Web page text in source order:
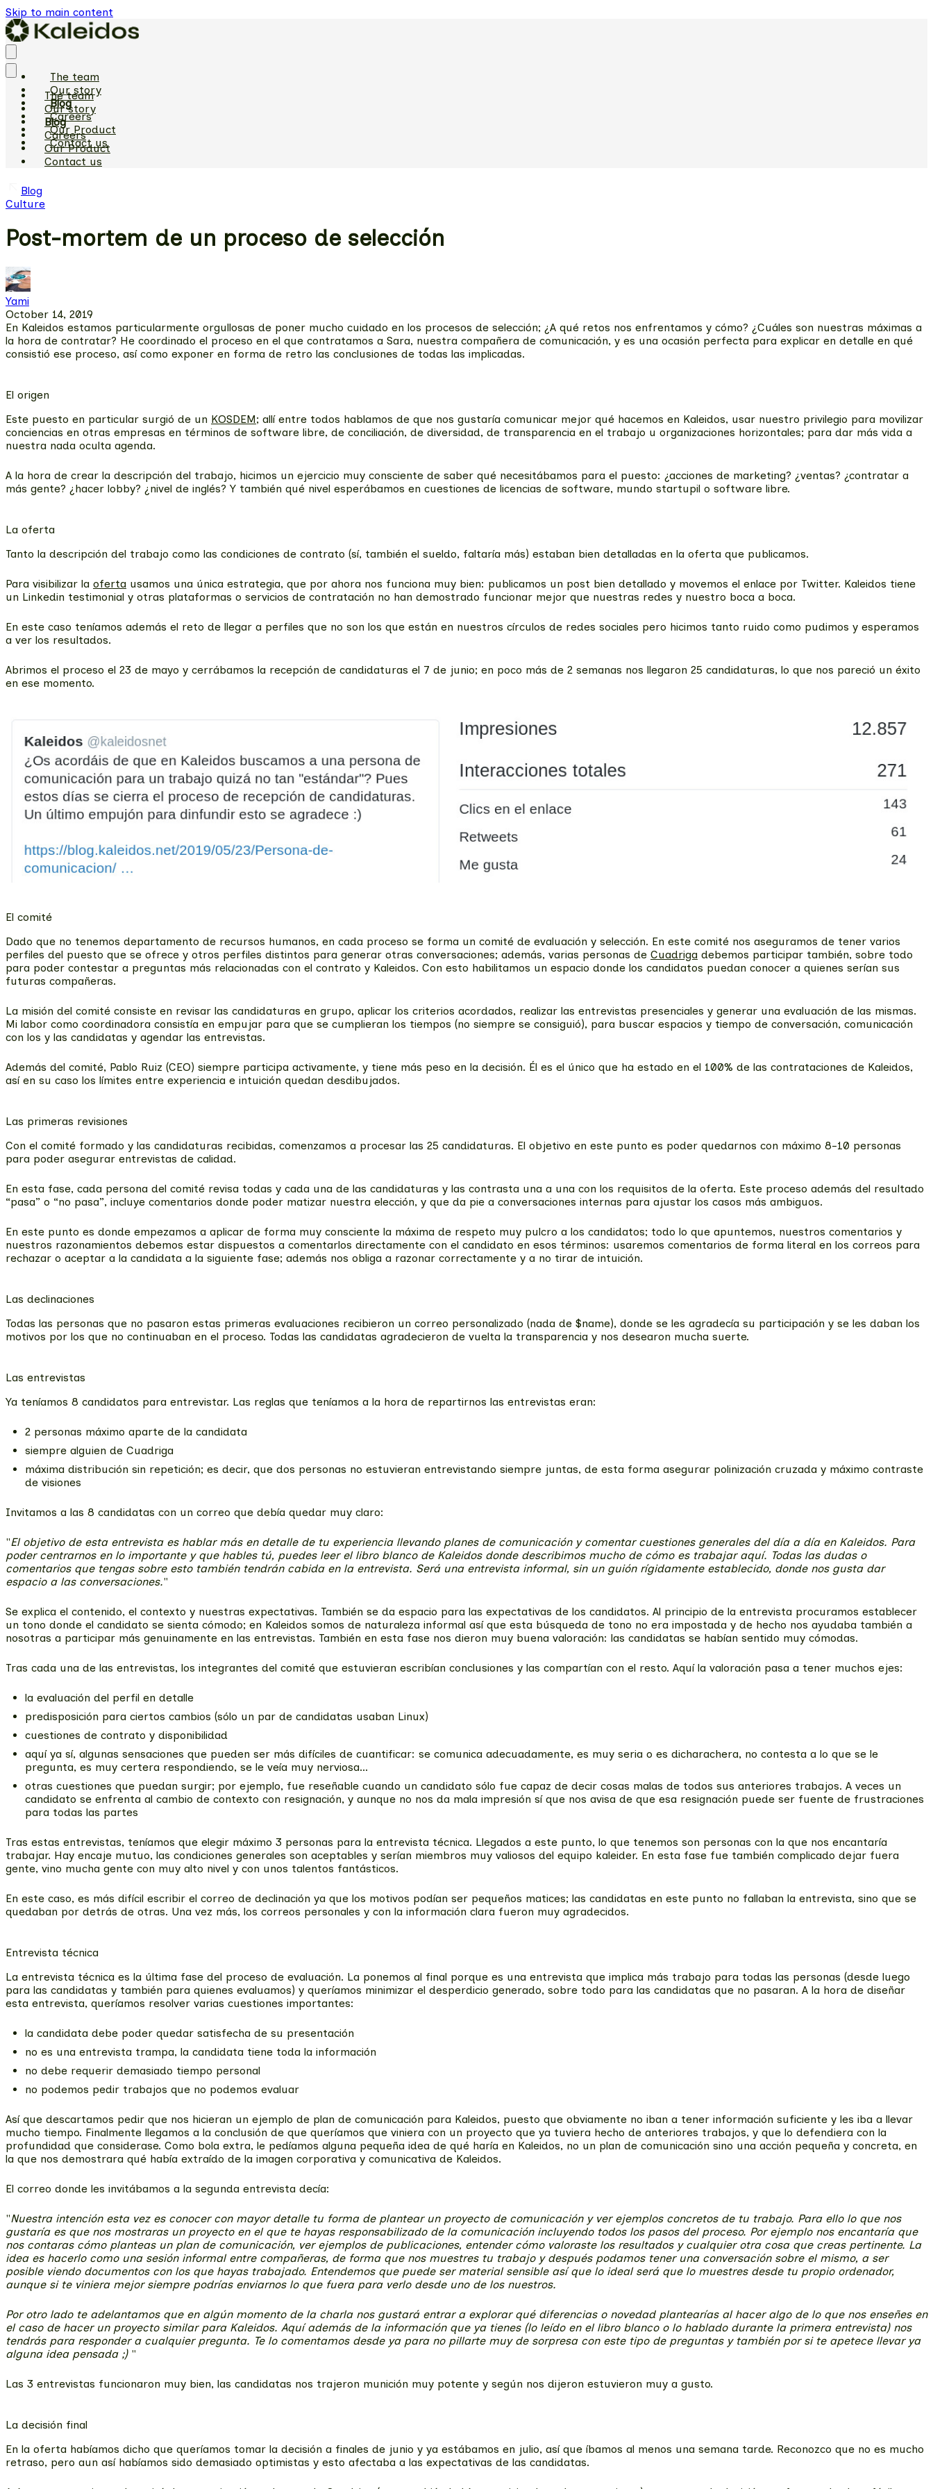
Skip to main content
The team
Our story
Blog
Careers
Our Product
Contact us
The team
Our story
Blog
Careers
Our Product
Contact us
Blog
Culture
Post-mortem de un proceso de selección
Yami
October 14, 2019
En Kaleidos estamos particularmente orgullosas de poner mucho cuidado en los procesos de selección; ¿A qué retos nos enfrentamos y cómo? ¿Cuáles son nuestras máximas a
la hora de contratar? He coordinado el proceso en el que contratamos a Sara, nuestra compañera de comunicación, y es una ocasión perfecta para explicar en detalle en qué
consistió ese proceso, así como exponer en forma de retro las conclusiones de todas las implicadas.
El origen
Este puesto en particular surgió de un KOSDEM; allí entre todos hablamos de que nos gustaría comunicar mejor qué hacemos en Kaleidos, usar nuestro privilegio para movilizar
conciencias en otras empresas en términos de software libre, de conciliación, de diversidad, de transparencia en el trabajo u organizaciones horizontales; para dar más vida a
nuestra nada oculta agenda.
A la hora de crear la descripción del trabajo, hicimos un ejercicio muy consciente de saber qué necesitábamos para el puesto: ¿acciones de marketing? ¿ventas? ¿contratar a
más gente? ¿hacer lobby? ¿nivel de inglés? Y también qué nivel esperábamos en cuestiones de licencias de software, mundo startupil o software libre.
La oferta
Tanto la descripción del trabajo como las condiciones de contrato (sí, también el sueldo, faltaría más) estaban bien detalladas en la oferta que publicamos.
Para visibilizar la oferta usamos una única estrategia, que por ahora nos funciona muy bien: publicamos un post bien detallado y movemos el enlace por Twitter. Kaleidos tiene
un Linkedin testimonial y otras plataformas o servicios de contratación no han demostrado funcionar mejor que nuestras redes y nuestro boca a boca.
En este caso teníamos además el reto de llegar a perfiles que no son los que están en nuestros círculos de redes sociales pero hicimos tanto ruido como pudimos y esperamos
a ver los resultados.
Abrimos el proceso el 23 de mayo y cerrábamos la recepción de candidaturas el 7 de junio; en poco más de 2 semanas nos llegaron 25 candidaturas, lo que nos pareció un éxito
en ese momento.
El comité
Dado que no tenemos departamento de recursos humanos, en cada proceso se forma un comité de evaluación y selección. En este comité nos aseguramos de tener varios
perfiles del puesto que se ofrece y otros perfiles distintos para generar otras conversaciones; además, varias personas de Cuadriga debemos participar también, sobre todo
para poder contestar a preguntas más relacionadas con el contrato y Kaleidos. Con esto habilitamos un espacio donde los candidatos puedan conocer a quienes serían sus
futuras compañeras.
La misión del comité consiste en revisar las candidaturas en grupo, aplicar los criterios acordados, realizar las entrevistas presenciales y generar una evaluación de las mismas.
Mi labor como coordinadora consistía en empujar para que se cumplieran los tiempos (no siempre se consiguió), para buscar espacios y tiempo de conversación, comunicación
con los y las candidatas y agendar las entrevistas.
Además del comité, Pablo Ruiz (CEO) siempre participa activamente, y tiene más peso en la decisión. Él es el único que ha estado en el 100% de las contrataciones de Kaleidos,
así en su caso los límites entre experiencia e intuición quedan desdibujados.
Las primeras revisiones
Con el comité formado y las candidaturas recibidas, comenzamos a procesar las 25 candidaturas. El objetivo en este punto es poder quedarnos con máximo 8-10 personas
para poder asegurar entrevistas de calidad.
En esta fase, cada persona del comité revisa todas y cada una de las candidaturas y las contrasta una a una con los requisitos de la oferta. Este proceso además del resultado
“pasa” o “no pasa”, incluye comentarios donde poder matizar nuestra elección, y que da pie a conversaciones internas para ajustar los casos más ambiguos.
En este punto es donde empezamos a aplicar de forma muy consciente la máxima de respeto muy pulcro a los candidatos; todo lo que apuntemos, nuestros comentarios y
nuestros razonamientos debemos estar dispuestos a comentarlos directamente con el candidato en esos términos: usaremos comentarios de forma literal en los correos para
rechazar o aceptar a la candidata a la siguiente fase; además nos obliga a razonar correctamente y a no tirar de intuición.
Las declinaciones
Todas las personas que no pasaron estas primeras evaluaciones recibieron un correo personalizado (nada de $name), donde se les agradecía su participación y se les daban los
motivos por los que no continuaban en el proceso. Todas las candidatas agradecieron de vuelta la transparencia y nos desearon mucha suerte.
Las entrevistas
Ya teníamos 8 candidatos para entrevistar. Las reglas que teníamos a la hora de repartirnos las entrevistas eran:
2 personas máximo aparte de la candidata
siempre alguien de Cuadriga
máxima distribución sin repetición; es decir, que dos personas no estuvieran entrevistando siempre juntas, de esta forma asegurar polinización cruzada y máximo contraste
de visiones
Invitamos a las 8 candidatas con un correo que debía quedar muy claro:
"El objetivo de esta entrevista es hablar más en detalle de tu experiencia llevando planes de comunicación y comentar cuestiones generales del día a día en Kaleidos. Para
poder centrarnos en lo importante y que hables tú, puedes leer el libro blanco de Kaleidos donde describimos mucho de cómo es trabajar aquí. Todas las dudas o
comentarios que tengas sobre esto también tendrán cabida en la entrevista. Será una entrevista informal, sin un guión rígidamente establecido, donde nos gusta dar
espacio a las conversaciones."
Se explica el contenido, el contexto y nuestras expectativas. También se da espacio para las expectativas de los candidatos. Al principio de la entrevista procuramos establecer
un tono donde el candidato se sienta cómodo; en Kaleidos somos de naturaleza informal así que esta búsqueda de tono no era impostada y de hecho nos ayudaba también a
nosotras a participar más genuinamente en las entrevistas. También en esta fase nos dieron muy buena valoración: las candidatas se habían sentido muy cómodas.
Tras cada una de las entrevistas, los integrantes del comité que estuvieran escribían conclusiones y las compartían con el resto. Aquí la valoración pasa a tener muchos ejes:
la evaluación del perfil en detalle
predisposición para ciertos cambios (sólo un par de candidatas usaban Linux)
cuestiones de contrato y disponibilidad
aquí ya sí, algunas sensaciones que pueden ser más difíciles de cuantificar: se comunica adecuadamente, es muy seria o es dicharachera, no contesta a lo que se le
pregunta, es muy certera respondiendo, se le veía muy nerviosa...
otras cuestiones que puedan surgir; por ejemplo, fue reseñable cuando un candidato sólo fue capaz de decir cosas malas de todos sus anteriores trabajos. A veces un
candidato se enfrenta al cambio de contexto con resignación, y aunque no nos da mala impresión sí que nos avisa de que esa resignación puede ser fuente de frustraciones
para todas las partes
Tras estas entrevistas, teníamos que elegir máximo 3 personas para la entrevista técnica. Llegados a este punto, lo que tenemos son personas con la que nos encantaría
trabajar. Hay encaje mutuo, las condiciones generales son aceptables y serían miembros muy valiosos del equipo kaleider. En esta fase fue también complicado dejar fuera
gente, vino mucha gente con muy alto nivel y con unos talentos fantásticos.
En este caso, es más difícil escribir el correo de declinación ya que los motivos podían ser pequeños matices; las candidatas en este punto no fallaban la entrevista, sino que se
quedaban por detrás de otras. Una vez más, los correos personales y con la información clara fueron muy agradecidos.
Entrevista técnica
La entrevista técnica es la última fase del proceso de evaluación. La ponemos al final porque es una entrevista que implica más trabajo para todas las personas (desde luego
para las candidatas y también para quienes evaluamos) y queríamos minimizar el desperdicio generado, sobre todo para las candidatas que no pasaran. A la hora de diseñar
esta entrevista, queríamos resolver varias cuestiones importantes:
la candidata debe poder quedar satisfecha de su presentación
no es una entrevista trampa, la candidata tiene toda la información
no debe requerir demasiado tiempo personal
no podemos pedir trabajos que no podemos evaluar
Así que descartamos pedir que nos hicieran un ejemplo de plan de comunicación para Kaleidos, puesto que obviamente no iban a tener información suficiente y les iba a llevar
mucho tiempo. Finalmente llegamos a la conclusión de que queríamos que viniera con un proyecto que ya tuviera hecho de anteriores trabajos, y que lo defendiera con la
profundidad que considerase. Como bola extra, le pedíamos alguna pequeña idea de qué haría en Kaleidos, no un plan de comunicación sino una acción pequeña y concreta, en
la que nos demostrara qué había extraído de la imagen corporativa y comunicativa de Kaleidos.
El correo donde les invitábamos a la segunda entrevista decía:
"Nuestra intención esta vez es conocer con mayor detalle tu forma de plantear un proyecto de comunicación y ver ejemplos concretos de tu trabajo. Para ello lo que nos
gustaría es que nos mostraras un proyecto en el que te hayas responsabilizado de la comunicación incluyendo todos los pasos del proceso. Por ejemplo nos encantaría que
nos contaras cómo planteas un plan de comunicación, ver ejemplos de publicaciones, entender cómo valoraste los resultados y cualquier otra cosa que creas pertinente. La
idea es hacerlo como una sesión informal entre compañeras, de forma que nos muestres tu trabajo y después podamos tener una conversación sobre el mismo, a ser
posible viendo documentos con los que hayas trabajado. Entendemos que puede ser material sensible así que lo ideal será que lo muestres desde tu propio ordenador,
aunque si te viniera mejor siempre podrías enviarnos lo que fuera para verlo desde uno de los nuestros.
Por otro lado te adelantamos que en algún momento de la charla nos gustará entrar a explorar qué diferencias o novedad plantearías al hacer algo de lo que nos enseñes en
el caso de hacer un proyecto similar para Kaleidos. Aquí además de la información que ya tienes (lo leído en el libro blanco o lo hablado durante la primera entrevista) nos
tendrás para responder a cualquier pregunta. Te lo comentamos desde ya para no pillarte muy de sorpresa con este tipo de preguntas y también por si te apetece llevar ya
alguna idea pensada ;)"
Las 3 entrevistas funcionaron muy bien, las candidatas nos trajeron munición muy potente y según nos dijeron estuvieron muy a gusto.
La decisión final
En la oferta habíamos dicho que queríamos tomar la decisión a finales de junio y ya estábamos en julio, así que íbamos al menos una semana tarde. Reconozco que no es mucho
retraso, pero aun así habíamos sido demasiado optimistas y esto afectaba a las expectativas de las candidatas.